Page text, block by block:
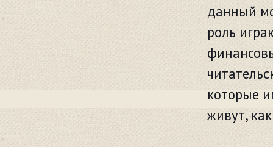
данный
роль
которые
живут,